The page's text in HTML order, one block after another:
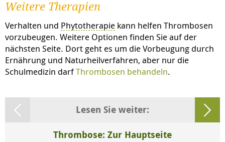
Weitere Therapien
Verhalten und Phytotherapie kann helfen Thrombosen
vorzubeugen. Weitere Optionen finden Sie auf der
nächsten Seite. Dort geht es um die Vorbeugung durch
Ernährung und Naturheilverfahren, aber nur die
Schulmedizin darfThrombosen behandeln.
Lesen Sie weiter:
Thrombose: Zur Hauptseite